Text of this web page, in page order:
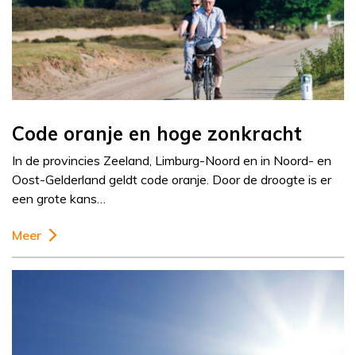
Code oranje en hoge zonkracht
In de provincies Zeeland, Limburg-Noord en in Noord- en
Oost-Gelderland geldt code oranje. Door de droogte is er
een grote kans…
Meer